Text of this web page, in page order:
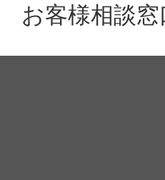
お客様相談